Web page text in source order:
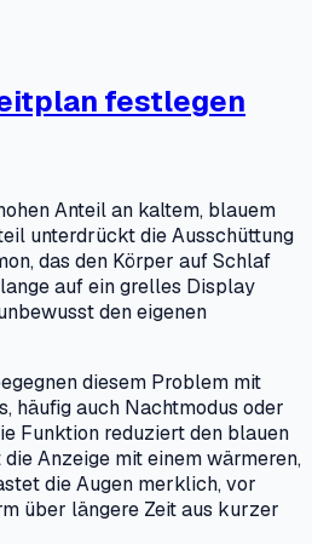
festlegen
Anteil an kaltem, blauem
unterdrückt die Ausschüttung
das den Körper auf Schlaf
auf ein grelles Display
den eigenen
diesem Problem mit
häufig auch Nachtmodus oder
Funktion reduziert den blauen
Anzeige mit einem wärmeren,
die Augen merklich, vor
über längere Zeit aus kurzer